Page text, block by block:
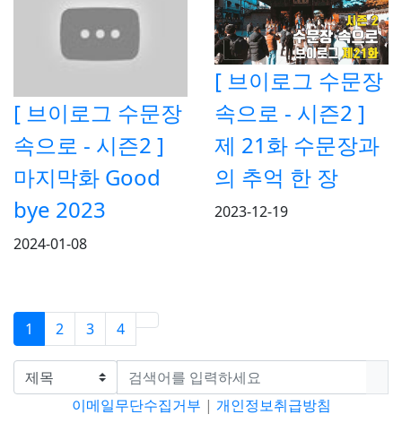
[ 브이로그 수문장
속으로 - 시즌2 ]
마지막화 Good
bye 2023
2024-01-08
[ 브이로그 수문장
속으로 - 시즌2 ]
제 21화 수문장과
의 추억 한 장
2023-12-19
1 2 3 4
이메일무단수집거부 | 개인정보취급방침